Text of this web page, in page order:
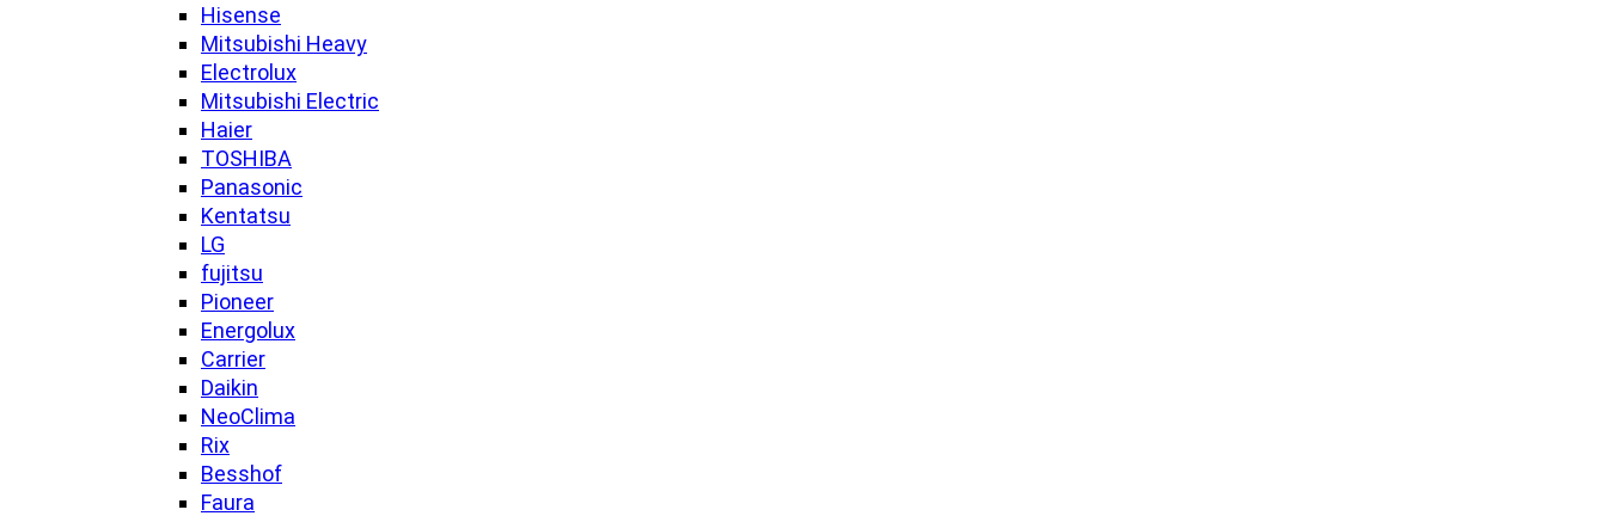
Hisense
Mitsubishi Heavy
Electrolux
Mitsubishi Electric
Haier
TOSHIBA
Panasonic
Kentatsu
LG
fujitsu
Pioneer
Energolux
Carrier
Daikin
NeoClima
Rix
Besshof
Faura